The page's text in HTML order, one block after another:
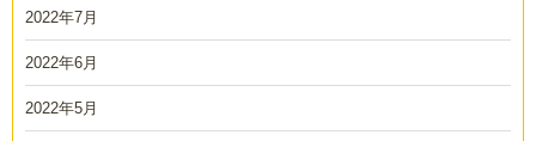
2022年7月
2022年6月
2022年5月